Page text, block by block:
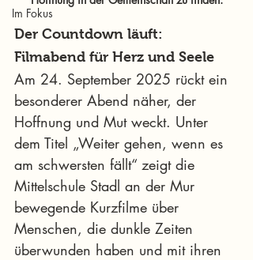
Im Fokus
Der Countdown läuft:
Filmabend für Herz und Seele
Am 24. September 2025 rückt ein
besonderer Abend näher, der
Hoffnung und Mut weckt. Unter
dem Titel „Weiter gehen, wenn es
am schwersten fällt“ zeigt die
Mittelschule Stadl an der Mur
bewegende Kurzfilme über
Menschen, die dunkle Zeiten
überwunden haben und mit ihren